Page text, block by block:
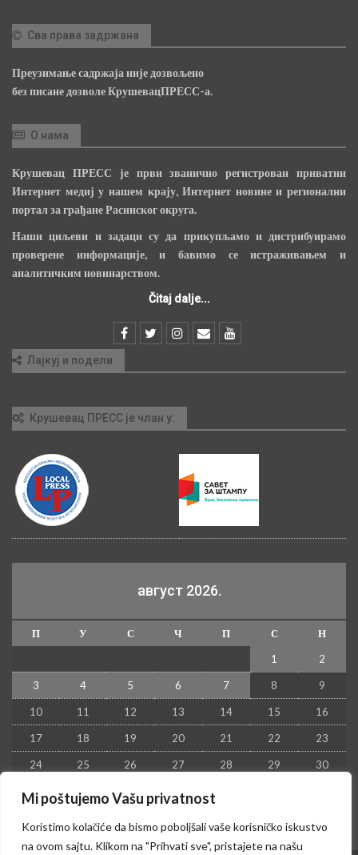
Mi poštujemo Vašu privatnost
Koristimo kolačiće da bismo poboljšali vaše korisničko iskustvo
na ovom sajtu. Klikom na "Prihvati sve", pristajete na našu
Сва права задржана
Преузимање садржаја није дозвољено
без писане дозволе КрушевацПРЕСС-а.
О нама
Крушевац ПРЕСС је први званично регистрован приватни
Интернет медиј у нашем крају, Интернет новине и регионални
портал за грађане Расинског округа.
Наши циљеви и задаци су да прикупљамо и дистрибуирамо
проверене информације, и бавимо се истраживањем и
аналитичким новинарством.
Čitaj dalje...
Лајкуј и подели
Крушевац ПРЕСС је члан у:
август 2026.
П У С Ч П С
Н
1
2
3 4 5 6 7 8 9
10 11 12 13 14 15 16
17 18 19 20 21 22 23
24 25 26 27 28 29 30
31